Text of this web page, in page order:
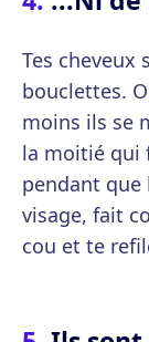
Tes cheveux
bouclettes.
moins ils se
la moitié qui
pendant
visage, fait
cou et te